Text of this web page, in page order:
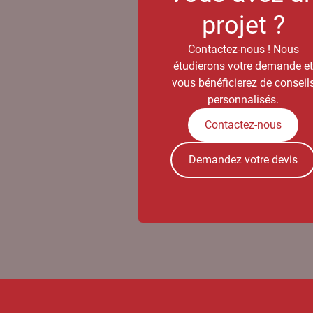
projet ?
Contactez-nous ! Nous
étudierons votre demande et
vous bénéficierez de
personnalisés.
Contactez-nous
Demandez votre devis